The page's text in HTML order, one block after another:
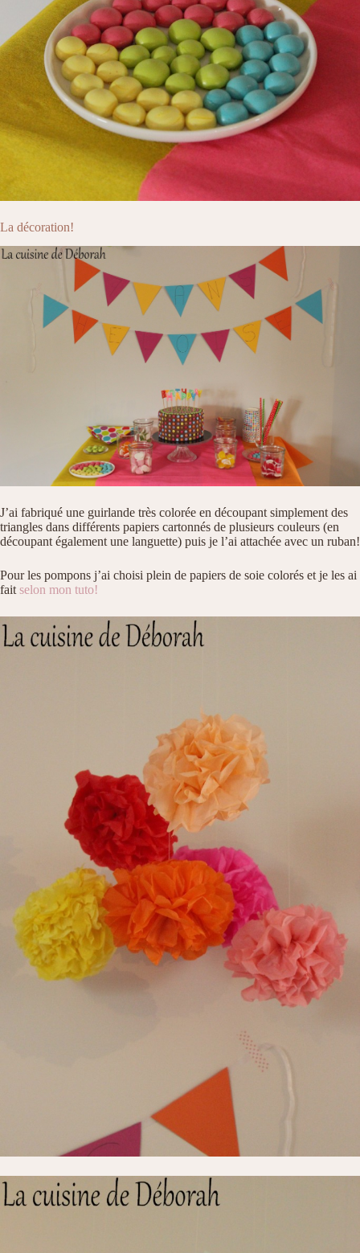
La décoration!
J’ai fabriqué une guirlande très colorée en découpant simplement des
triangles dans différents papiers cartonnés de plusieurs couleurs (en
découpant également une languette) puis je l’ai attachée avec un ruban!
Pour les pompons j’ai choisi plein de papiers de soie colorés et je les ai
fait selon mon tuto!